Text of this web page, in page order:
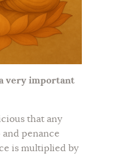
very important
that any
penance
is multiplied by